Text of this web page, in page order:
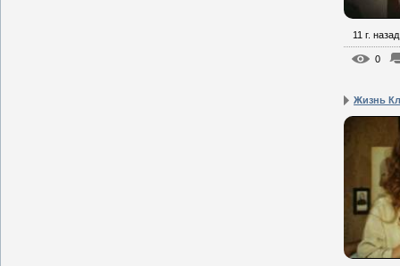
11 г. назад
0
Жизнь